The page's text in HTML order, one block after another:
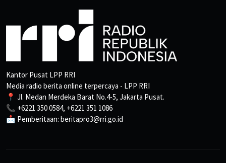
Kantor Pusat LPP RRI
Media radio berita online terpercaya - LPP RRI
📍 Jl. Medan Merdeka Barat No.4-5, Jakarta Pusat.
📞 +6221 350 0584, +6221 351 1086
📩 Pemberitaan: beritapro3@rri.go.id